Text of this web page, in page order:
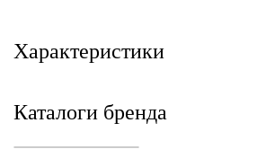
Характеристики
Каталоги бренда